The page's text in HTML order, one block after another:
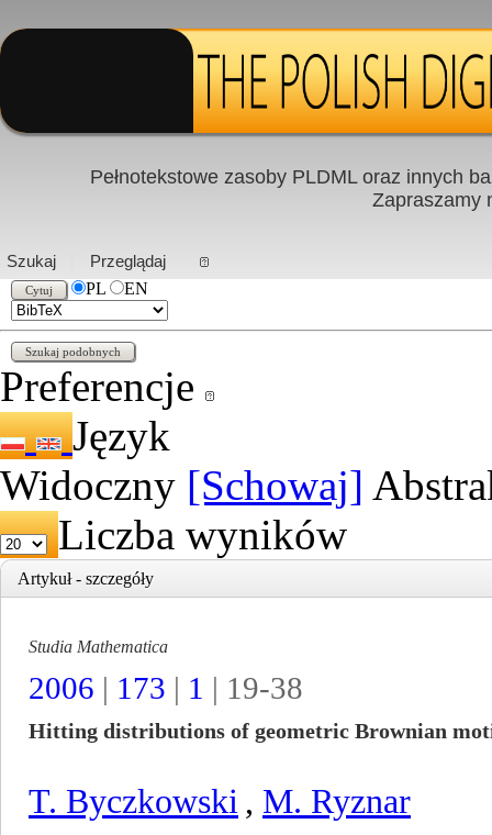
Pełnotekstowe zasoby PLDML oraz innych
Zapraszamy
Szukaj
Przeglądaj
PL
EN
Preferencje
Język
Widoczny [Schowaj]
Liczba wyników
Artykuł - szczegóły
Studia Mathematica
2006 | 173 | 1 | 19-38
Hitting distributions of geometric Brownian
T. Byczkowski , M. Ryznar